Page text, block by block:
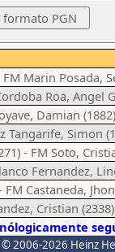
Marin Posada,
Roa, Angel
Damian (1882)
Tangarife, Simon
- FM Soto,
Fernandez,
Castaneda,
Cristian (2338)
© 2006-2026 Heinz